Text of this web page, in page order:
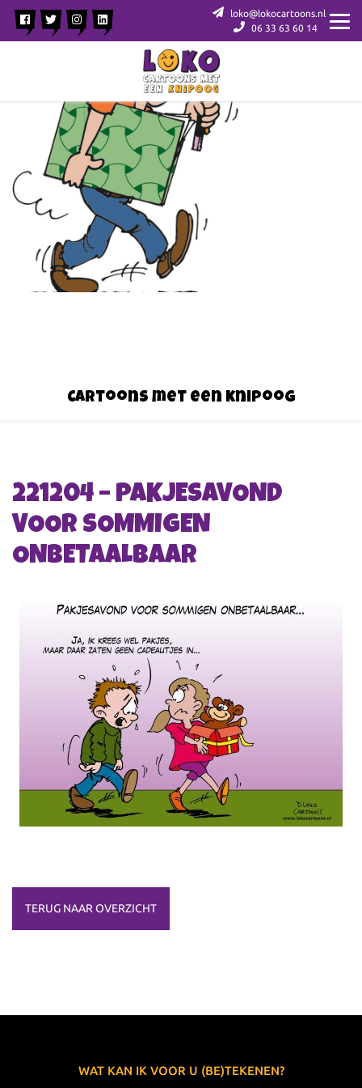
loko@lokocartoons.nl
06 33 63 60 14
Cartoons met een knipoog
221204 – PAKJESAVOND
VOOR SOMMIGEN
ONBETAALBAAR
TERUG NAAR OVERZICHT
WAT KAN IK VOOR U (BE)TEKENEN?